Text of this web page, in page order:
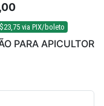
23,75 via PIX/boleto
PARA APICULTOR